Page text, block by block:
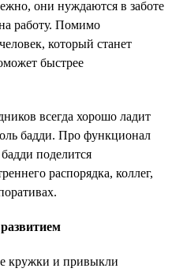
они нуждаются в заботе
работу. Помимо
который станет
быстрее
всегда хорошо ладит
бадди. Про функционал
поделится
распорядка, коллег,
кружки и привыкли